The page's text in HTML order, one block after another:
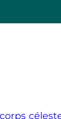
corps